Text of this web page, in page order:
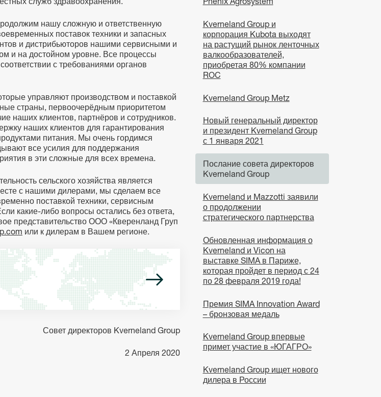
нашу сложную и ответственную
поставок техники и запасных
и дистрибьюторов нашими сервисными и
и на достойном уровне. Все процессы
с требованиями органов
управляют производством и поставкой
страны, первоочерёдным приоритетом
наших клиентов, партнёров и сотрудников.
наших клиентов для гарантирования
питания. Мы очень гордимся
все усилия для поддержания
в эти сложные для всех времена.
сельского хозяйства является
с нашими дилерами, мы сделаем все
поставкой техники, сервисным
какие-либо вопросы остались без ответа,
представительство ООО «Кверенланд Груп
или к дилерам в Вашем регионе.
Совет директоров Kverneland Group
2 Апреля 2020
Kverneland Group и
корпорация Kubota выходят
на растущий рынок ленточных
валкообразователей,
приобретая 80% компании
ROC
Kverneland Group Metz
Новый генеральный директор
и президент Kverneland Group
с 1 января 2021
Послание совета директоров
Kverneland Group
Kverneland и Mazzotti заявили
о продолжении
стратегического партнерства
Обновленная информация о
Kverneland и Vicon на
выставке SIMA в Париже,
которая пройдет в период с 24
по 28 февраля 2019 года!
Премия SIMA Innovation Award
– бронзовая медаль
Kverneland Group впервые
примет участие в «ЮГАГРО»
Kverneland Group ищет нового
дилера в России